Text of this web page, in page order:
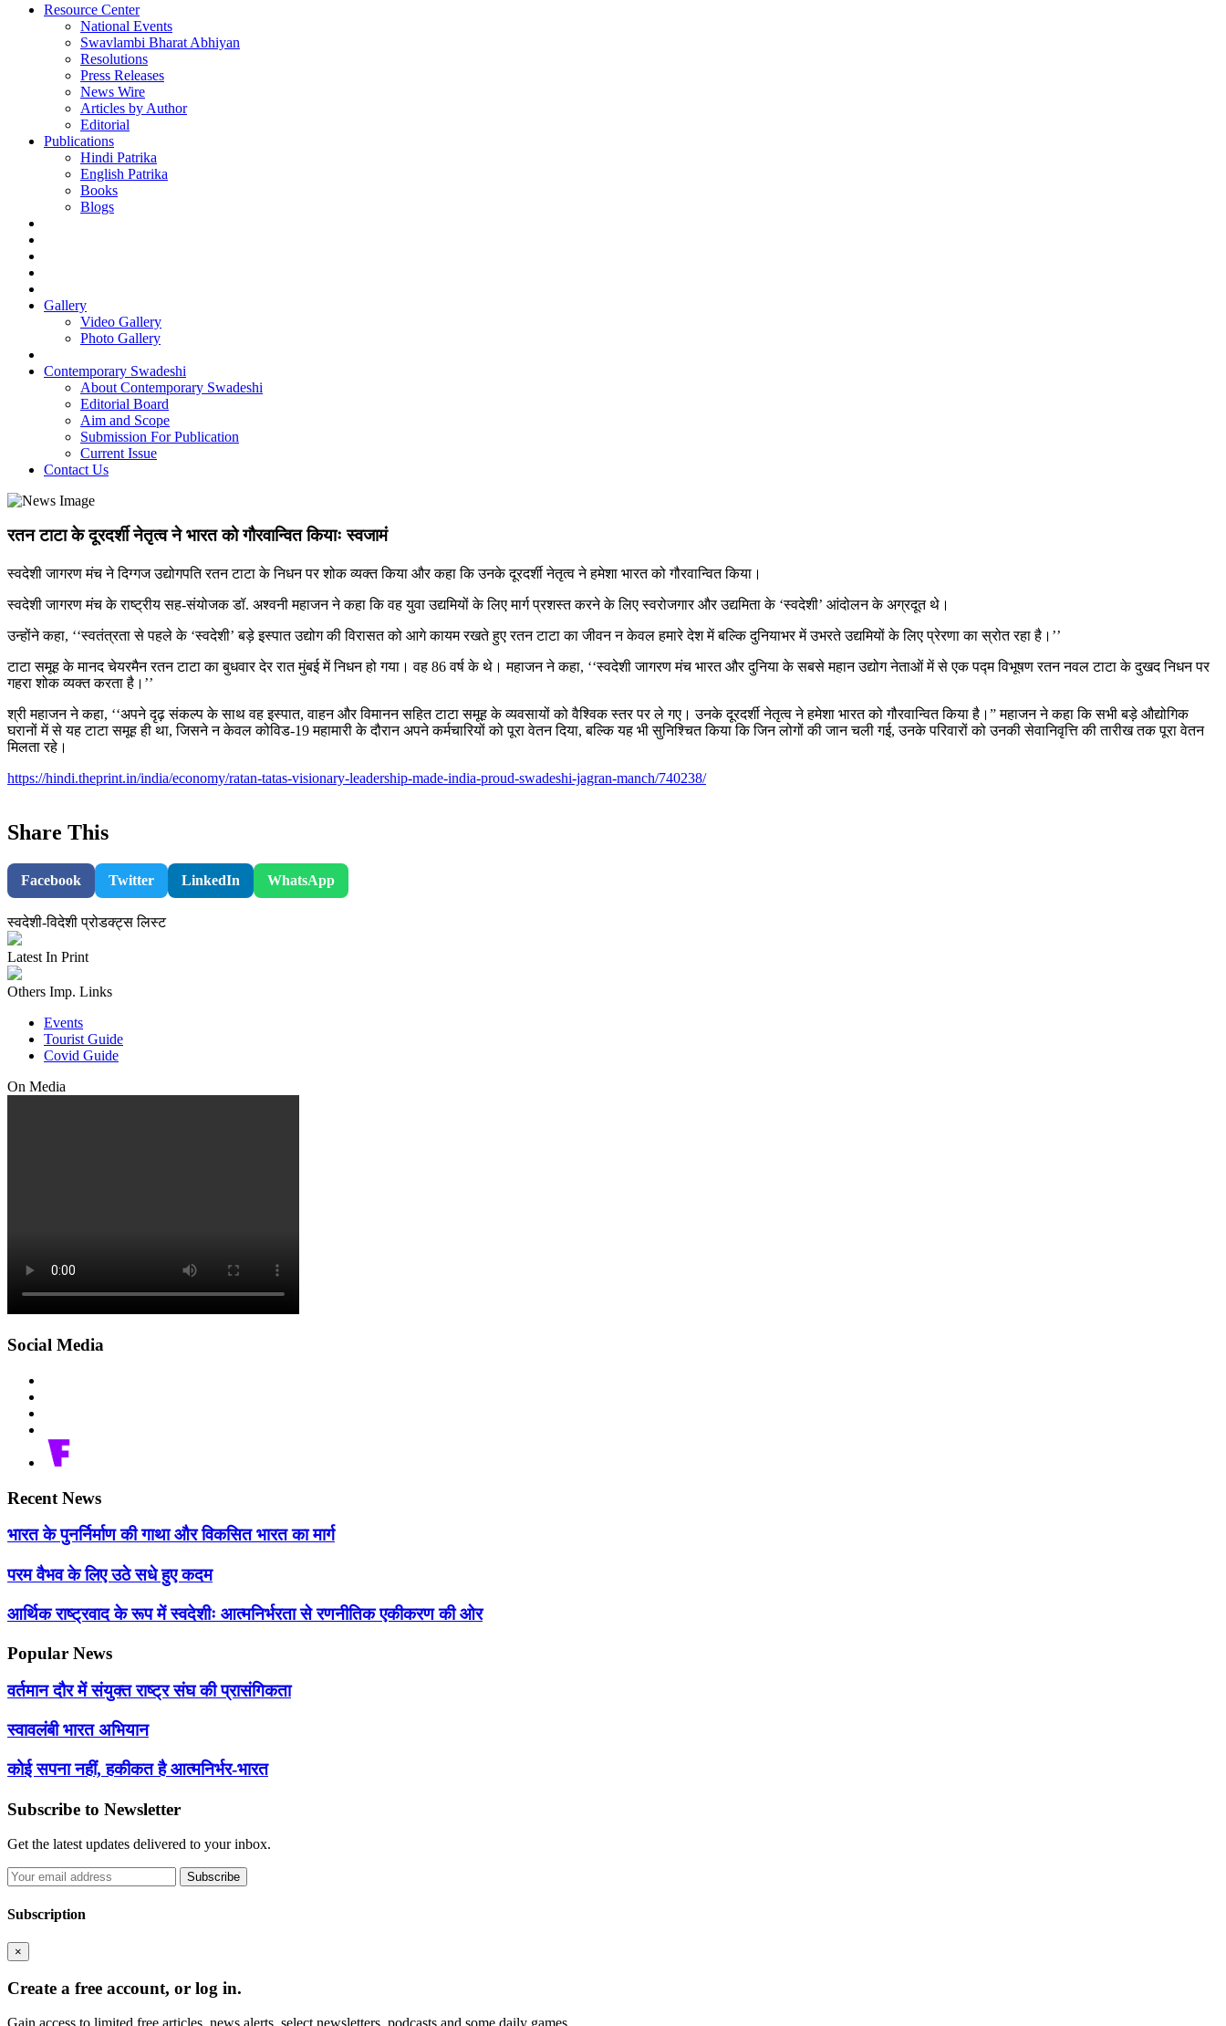
Resource Center
National Events
Swavlambi Bharat Abhiyan
Resolutions
Press Releases
News Wire
Articles by Author
Editorial
Publications
Hindi Patrika
English Patrika
Books
Blogs
Gallery
Video Gallery
Photo Gallery
Contemporary Swadeshi
About Contemporary Swadeshi
Editorial Board
Aim and Scope
Submission For Publication
Current Issue
Contact Us
रतन टाटा के दूरदर्शी नेतृत्व ने भारत को गौरवान्वित कियाः स्वजामं
स्वदेशी जागरण मंच ने दिग्गज उद्योगपति रतन टाटा के निधन पर शोक व्यक्त किया और कहा कि उनके दूरदर्शी नेतृत्व ने हमेशा भारत को गौरवान्वित किया।
स्वदेशी जागरण मंच के राष्ट्रीय सह-संयोजक डॉ. अश्वनी महाजन ने कहा कि वह युवा उद्यमियों के लिए मार्ग प्रशस्त करने के लिए स्वरोजगार और उद्यमिता के ‘स्वदेशी’ आंदोलन के अग्रदूत थे।
उन्होंने कहा, ‘‘स्वतंत्रता से पहले के ‘स्वदेशी’ बड़े इस्पात उद्योग की विरासत को आगे कायम रखते हुए रतन टाटा का जीवन न केवल हमारे देश में बल्कि दुनियाभर में उभरते उद्यमियों के लिए प्रेरणा का स्रोत रहा है।’’
टाटा समूह के मानद चेयरमैन रतन टाटा का बुधवार देर रात मुंबई में निधन हो गया। वह 86 वर्ष के थे। महाजन ने कहा, ‘‘स्वदेशी जागरण मंच भारत और दुनिया के सबसे महान उद्योग नेताओं में से एक पद्म विभूषण रतन नवल टाटा के दुखद निधन पर
गहरा शोक व्यक्त करता है।’’
श्री महाजन ने कहा, ‘‘अपने दृढ़ संकल्प के साथ वह इस्पात, वाहन और विमानन सहित टाटा समूह के व्यवसायों को वैश्विक स्तर पर ले गए। उनके दूरदर्शी नेतृत्व ने हमेशा भारत को गौरवान्वित किया है।” महाजन ने कहा कि सभी बड़े औद्योगिक
घरानों में से यह टाटा समूह ही था, जिसने न केवल कोविड-19 महामारी के दौरान अपने कर्मचारियों को पूरा वेतन दिया, बल्कि यह भी सुनिश्चित किया कि जिन लोगों की जान चली गई, उनके परिवारों को उनकी सेवानिवृत्ति की तारीख तक पूरा वेतन
मिलता रहे।
https://hindi.theprint.in/india/economy/ratan-tatas-visionary-leadership-made-india-proud-swadeshi-jagran-manch/740238/
Share This
Facebook Twitter LinkedIn WhatsApp
स्वदेशी-विदेशी प्रोडक्ट्स लिस्ट
Latest In Print
Others Imp. Links
Events
Tourist Guide
Covid Guide
On Media
Social Media
Recent News
भारत के पुनर्निर्माण की गाथा और विकसित भारत का मार्ग
परम वैभव के लिए उठे सधे हुए कदम
आर्थिक राष्ट्रवाद के रूप में स्वदेशीः आत्मनिर्भरता से रणनीतिक एकीकरण की ओर
Popular News
वर्तमान दौर में संयुक्त राष्ट्र संघ की प्रासंगिकता
स्वावलंबी भारत अभियान
कोई सपना नहीं, हकीकत है आत्मनिर्भर-भारत
Subscribe to Newsletter
Get the latest updates delivered to your inbox.
Subscribe
Subscription
×
Create a free account, or log in.